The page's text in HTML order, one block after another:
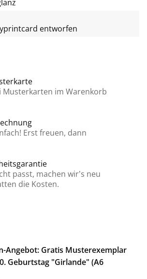
Musterkarten im Warenkorb
Erst freuen, dann
passt, machen wir’s neu
die Kosten.
entworfen
Angebot: Gratis Musterexemplar
Geburtstag "Girlande" (A6